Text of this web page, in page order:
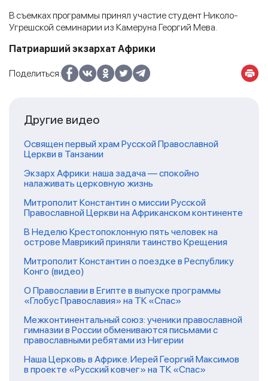
В съемках программы принял участие студент Николо-
Угрешской семинарии из Камеруна Георгий Мева.
Патриарший экзархат Африки
Поделиться:
Другие видео
Освящен первый храм Русской Православной
Церкви в Танзании
Экзарх Африки: наша задача — спокойно
налаживать церковную жизнь
Митрополит Константин о миссии Русской
Православной Церкви на Африканском континенте
В Неделю Крестопоклонную пять человек на
острове Маврикий приняли таинство Крещения
Митрополит Константин о поездке в Республику
Конго (видео)
О Православии в Египте в выпуске программы
«Глобус Православия» на ТК «Спас»
Межконтинентальный союз: ученики православной
гимназии в России обмениваются письмами с
православными ребятами из Нигерии
Наша Церковь в Африке. Иерей Георгий Максимов
в проекте «Русский ковчег» на ТК «Спас»